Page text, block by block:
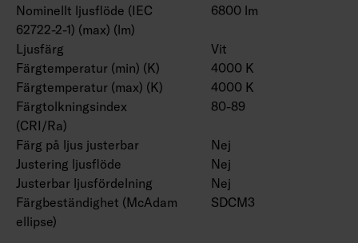
Nominellt ljusflöde (IEC
62722-2-1) (max) (lm)
6800 lm
Ljusfärg
Vit
Färgtemperatur (min) (K)
4000 K
Färgtemperatur (max) (K)
4000 K
Färgtolkningsindex
(CRI/Ra)
80-89
Färg på ljus justerbar
Nej
Justering ljusflöde
Nej
Justerbar ljusfördelning
Nej
Färgbeständighet (McAdam
ellipse)
SDCM3